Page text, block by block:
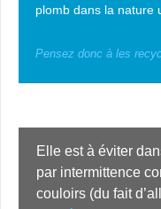
plomb dans la nature
Pensez donc à les
Elle est à éviter
par intermittence